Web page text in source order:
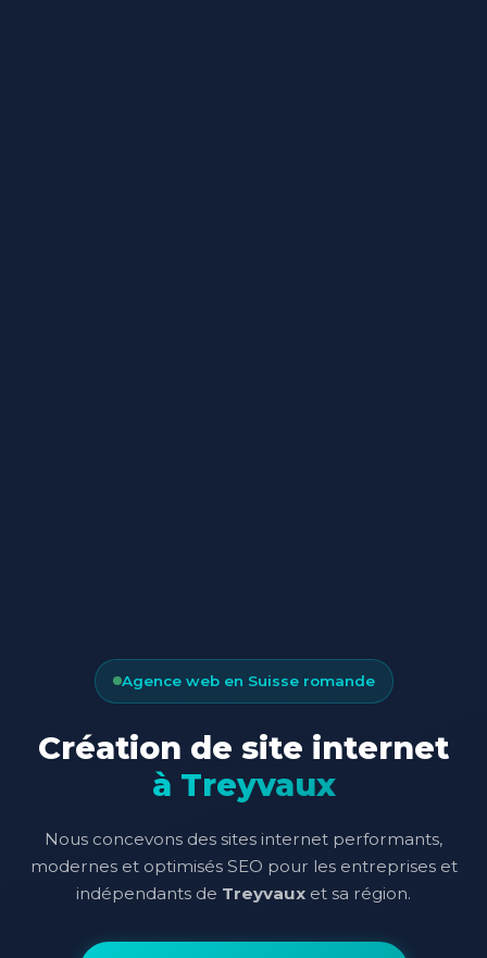
Agence web en Suisse romande
Création de site internet
à Treyvaux
Nous concevons des sites internet performants,
modernes et optimisés SEO pour les entreprises et
indépendants de Treyvaux et sa région.